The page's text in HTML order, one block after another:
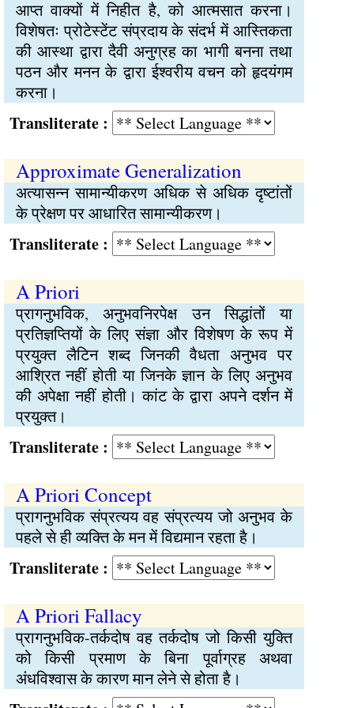
आप्त वाक्यों में निहीत है, को आत्मसात करना।
विशेषतः प्रोटेस्टेंट संप्रदाय के संदर्भ में आस्तिकता
की आस्था द्वारा दैवी अनुग्रह का भागी बनना तथा
पठन और मनन के द्वारा ईश्वरीय वचन को हृदयंगम
करना।
:
Approximate Generalization
अत्यासन्न सामान्यीकरण अधिक से अधिक दृष्टांतों
के प्रेक्षण पर आधारित सामान्यीकरण।
:
A Priori
प्रागनुभविक, अनुभवनिरपेक्ष उन सिद्धांतों या
प्रतिज्ञप्तियों के लिए संज्ञा और विशेषण के रूप में
प्रयुक्त लैटिन शब्द जिनकी वैधता अनुभव पर
आश्रित नहीं होती या जिनके ज्ञान के लिए अनुभव
की अपेक्षा नहीं होती। कांट के द्वारा अपने दर्शन में
प्रयुक्त।
:
A Priori Concept
प्रागनुभविक संप्रत्यय वह संप्रत्यय जो अनुभव के
पहले से ही व्यक्ति के मन में विद्यमान रहता है।
:
A Priori Fallacy
प्रागनुभविक-तर्कदोष वह तर्कदोष जो किसी युक्ति
को किसी प्रमाण के बिना पूर्वाग्रह अथवा
अंधविश्वास के कारण मान लेने से होता है।